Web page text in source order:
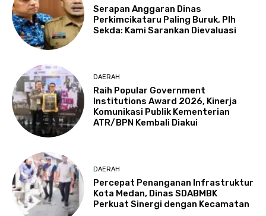
Serapan Anggaran Dinas
Perkimcikataru Paling Buruk, Plh
Sekda: Kami Sarankan Dievaluasi
DAERAH
Raih Popular Government
Institutions Award 2026, Kinerja
Komunikasi Publik Kementerian
ATR/BPN Kembali Diakui
DAERAH
Percepat Penanganan Infrastruktur
Kota Medan, Dinas SDABMBK
Perkuat Sinergi dengan Kecamatan